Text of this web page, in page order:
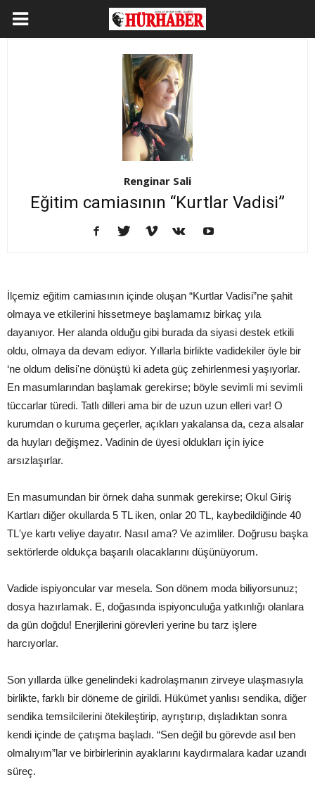
Renginar Sali
Eğitim camiasının “Kurtlar Vadisi”
İlçemiz eğitim camiasının içinde oluşan “Kurtlar Vadisi”ne şahit
olmaya ve etkilerini hissetmeye başlamamız birkaç yıla
dayanıyor. Her alanda olduğu gibi burada da siyasi destek etkili
oldu, olmaya da devam ediyor. Yıllarla birlikte vadidekiler öyle bir
‘ne oldum delisi'ne dönüştü ki adeta güç zehirlenmesi yaşıyorlar.
En masumlarından başlamak gerekirse; böyle sevimli mi sevimli
tüccarlar türedi. Tatlı dilleri ama bir de uzun uzun elleri var! O
kurumdan o kuruma geçerler, açıkları yakalansa da, ceza alsalar
da huyları değişmez. Vadinin de üyesi oldukları için iyice
arsızlaşırlar.
En masumundan bir örnek daha sunmak gerekirse; Okul Giriş
Kartları diğer okullarda 5 TL iken, onlar 20 TL, kaybedildiğinde 40
TL'ye kartı veliye dayatır. Nasıl ama? Ve azimliler. Doğrusu başka
sektörlerde oldukça başarılı olacaklarını düşünüyorum.
Vadide ispiyoncular var mesela. Son dönem moda biliyorsunuz;
dosya hazırlamak. E, doğasında ispiyonculuğa yatkınlığı olanlara
da gün doğdu! Enerjilerini görevleri yerine bu tarz işlere
harcıyorlar.
Son yıllarda ülke genelindeki kadrolaşmanın zirveye ulaşmasıyla
birlikte, farklı bir döneme de girildi. Hükümet yanlısı sendika, diğer
sendika temsilcilerini ötekileştirip, ayrıştırıp, dışladıktan sonra
kendi içinde de çatışma başladı. “Sen değil bu görevde asıl ben
olmalıyım”lar ve birbirlerinin ayaklarını kaydırmalara kadar uzandı
süreç.